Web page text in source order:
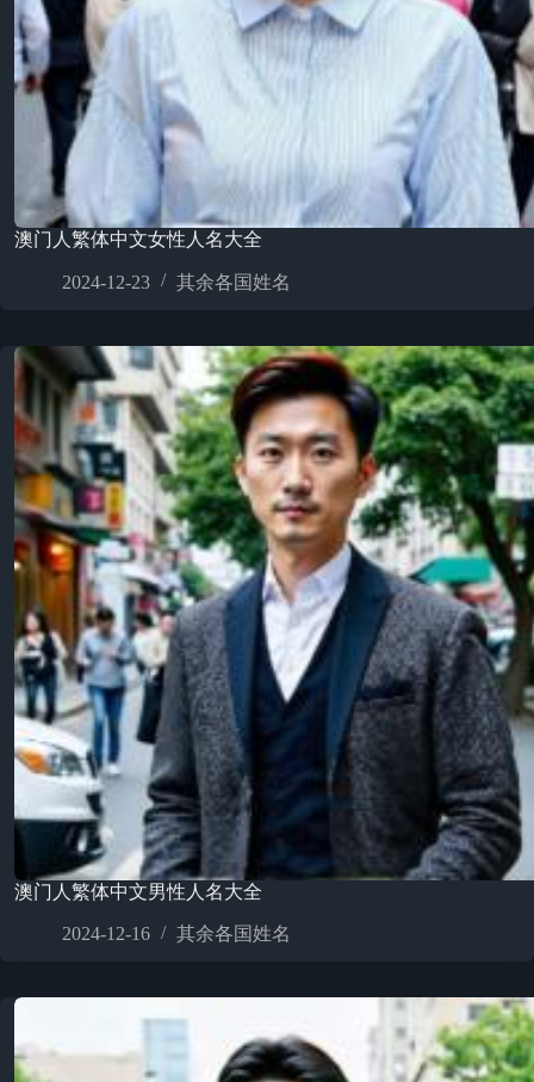
澳门人繁体中文女性人名大全
2024-12-23 其余各国姓名
澳门人繁体中文男性人名大全
2024-12-16 其余各国姓名